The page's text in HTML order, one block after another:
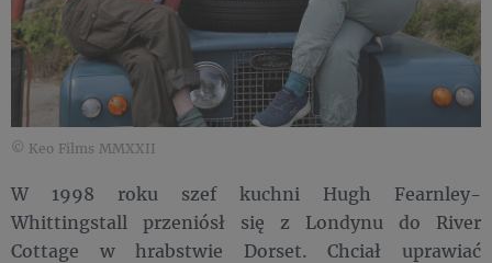
© Keo Films MMXXII
W 1998 roku szef kuchni Hugh Fearnley-
Whittingstall przeniósł się z Londynu do River
Cottage w hrabstwie Dorset. Chciał uprawiać